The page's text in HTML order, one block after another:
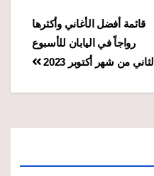
قائمة أفضل الأغاني وأكثرها
رواجاً في اليابان للأسبوع
الثاني من شهر أكتوبر 2023